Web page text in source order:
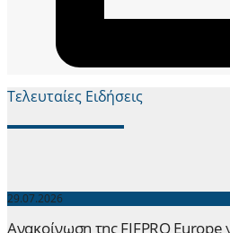
Τελευταίες Ειδήσεις
29.07.2026
Ανακοίνωση της FIFPRO Europe